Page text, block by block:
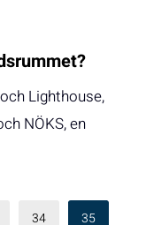
Lighthouse,
NÖKS, en
34 35